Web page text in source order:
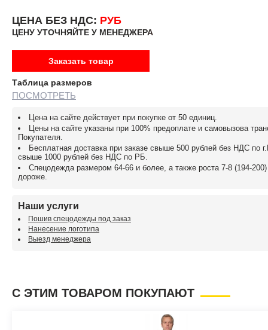
ЦЕНА БЕЗ НДС: РУБ
ЦЕНУ УТОЧНЯЙТЕ У МЕНЕДЖЕРА
Заказать товар
Таблица размеров
ПОСМОТРЕТЬ
Цена на сайте действует при покупке от 50 единиц.
Цены на сайте указаны при 100% предоплате и самовызова
Покупателя.
Бесплатная доставка при заказе свыше 500 рублей без НДС по
свыше 1000 рублей без НДС по РБ.
Спецодежда размером 64-66 и более, а также роста 7-8 (194-
дороже.
Наши услуги
Пошив спецодежды под заказ
Нанесение логотипа
Выезд менеджера
С ЭТИМ ТОВАРОМ ПОКУПАЮТ